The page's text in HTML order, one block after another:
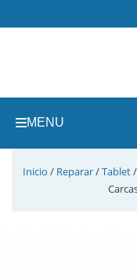
al
MENU
Inicio / Reparar/Tablet/